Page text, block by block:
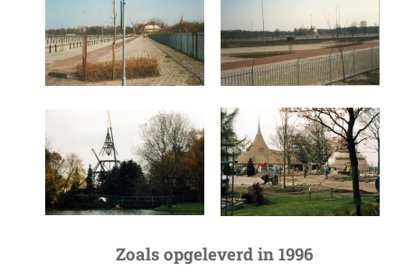
Zoals opgeleverd in 1996